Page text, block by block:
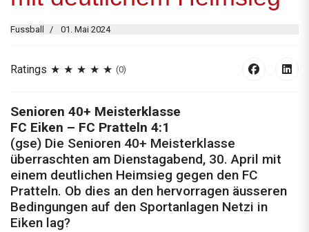
Fussball 01. Mai 2024
Ratings (0)
Senioren 40+ Meisterklasse
FC Eiken – FC Pratteln 4:1
(gse) Die Senioren 40+ Meisterklasse
überraschten am Dienstagabend, 30. April mit
einem deutlichen Heimsieg gegen den FC
Pratteln. Ob dies an den hervorragen äusseren
Bedingungen auf den Sportanlagen Netzi in
Eiken lag?